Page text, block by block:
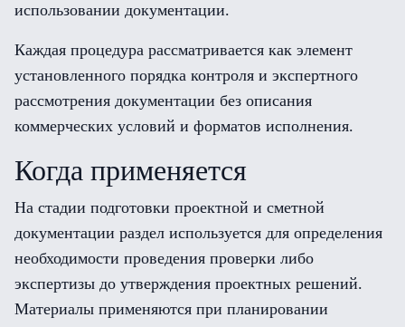
использовании документации.
Каждая процедура рассматривается как элемент
установленного порядка контроля и экспертного
рассмотрения документации без описания
коммерческих условий и форматов исполнения.
Когда применяется
На стадии подготовки проектной и сметной
документации раздел используется для определения
необходимости проведения проверки либо
экспертизы до утверждения проектных решений.
Материалы применяются при планировании